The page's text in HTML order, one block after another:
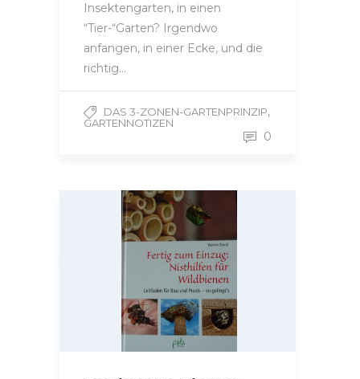
Insektengarten, in einen
“Tier-“Garten? Irgendwo
anfangen, in einer Ecke, und die
richtig…
DAS 3-ZONEN-GARTENPRINZIP,
GARTENNOTIZEN
0